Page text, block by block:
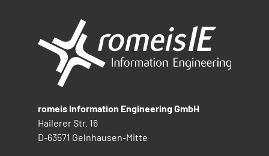
romeis Information Engineering GmbH
Hailerer Str. 16
D-63571 Gelnhausen-Mitte